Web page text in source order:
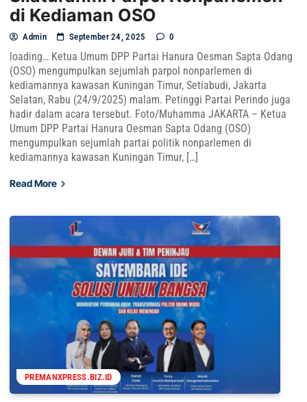
di Kediaman OSO
Admin September 24, 2025 0
loading… Ketua Umum DPP Partai Hanura Oesman Sapta Odang
(OSO) mengumpulkan sejumlah parpol nonparlemen di
kediamannya kawasan Kuningan Timur, Setiabudi, Jakarta
Selatan, Rabu (24/9/2025) malam. Petinggi Partai Perindo juga
hadir dalam acara tersebut. Foto/Muhamma JAKARTA – Ketua
Umum DPP Partai Hanura Oesman Sapta Odang (OSO)
mengumpulkan sejumlah partai politik nonparlemen di
kediamannya kawasan Kuningan Timur, […]
Read More
PREMANXPRESS.BIZ.ID